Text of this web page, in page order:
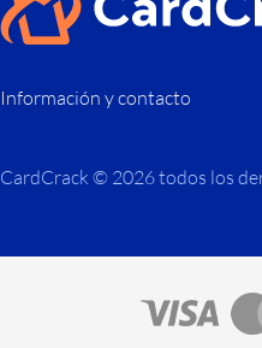
Información y contacto
CardCrack © 2026 todos los